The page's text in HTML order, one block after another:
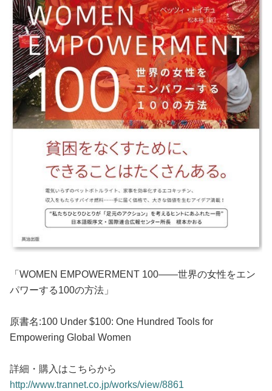
「WOMEN EMPOWERMENT 100――世界の女性をエン
パワーする100の方法」
原書名:100 Under $100: One Hundred Tools for
Empowering Global Women
詳細・購入はこちらから
http://www.trannet.co.jp/works/view/8861